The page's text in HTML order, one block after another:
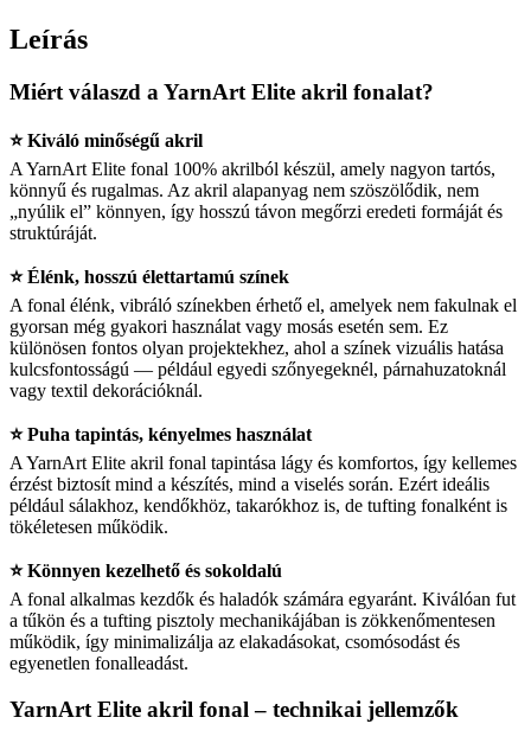
Leírás
Miért válaszd a YarnArt Elite akril fonalat?
⭐ Kiváló minőségű akril
A YarnArt Elite fonal 100% akrilból készül, amely nagyon tartós,
könnyű és rugalmas. Az akril alapanyag nem szöszölődik, nem
„nyúlik el” könnyen, így hosszú távon megőrzi eredeti formáját és
struktúráját.
⭐ Élénk, hosszú élettartamú színek
A fonal élénk, vibráló színekben érhető el, amelyek nem fakulnak el
gyorsan még gyakori használat vagy mosás esetén sem. Ez
különösen fontos olyan projektekhez, ahol a színek vizuális hatása
kulcsfontosságú — például egyedi szőnyegeknél, párnahuzatoknál
vagy textil dekorációknál.
⭐ Puha tapintás, kényelmes használat
A YarnArt Elite akril fonal tapintása lágy és komfortos, így kellemes
érzést biztosít mind a készítés, mind a viselés során. Ezért ideális
például sálakhoz, kendőkhöz, takarókhoz is, de tufting fonalként is
tökéletesen működik.
⭐ Könnyen kezelhető és sokoldalú
A fonal alkalmas kezdők és haladók számára egyaránt. Kiválóan fut
a tűkön és a tufting pisztoly mechanikájában is zökkenőmentesen
működik, így minimalizálja az elakadásokat, csomósodást és
egyenetlen fonalleadást.
YarnArt Elite akril fonal – technikai jellemzők